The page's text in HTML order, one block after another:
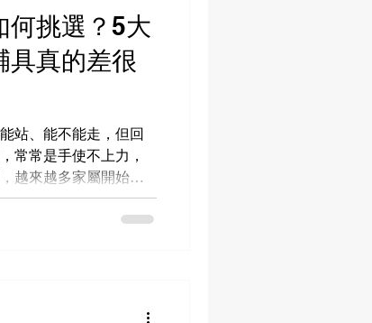
何挑選？5大
具真的差很
站、能不能走，但回
常常是手使不上力，
越來越多家屬開始找
患者把手慢慢練回
帶大家判斷需求，了